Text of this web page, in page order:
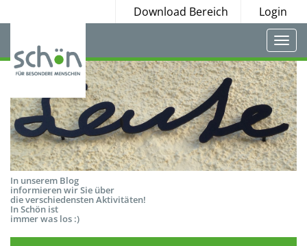
Download Bereich Login
In unserem Blog
informieren wir Sie über
die verschiedensten Aktivitäten!
In Schön ist
immer was los :)